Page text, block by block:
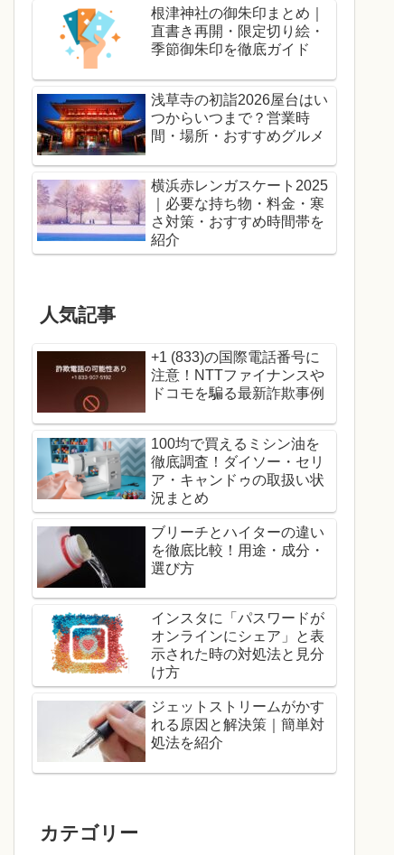
根津神社の御朱印まとめ｜
直書き再開・限定切り絵・
季節御朱印を徹底ガイド
浅草寺の初詣2026屋台はい
つからいつまで？営業時
間・場所・おすすめグルメ
横浜赤レンガスケート2025
｜必要な持ち物・料金・寒
さ対策・おすすめ時間帯を
紹介
人気記事
+1 (833)の国際電話番号に
注意！NTTファイナンスや
ドコモを騙る最新詐欺事例
100均で買えるミシン油を
徹底調査！ダイソー・セリ
ア・キャンドゥの取扱い状
況まとめ
ブリーチとハイターの違い
を徹底比較！用途・成分・
選び方
インスタに「パスワードが
オンラインにシェア」と表
示された時の対処法と見分
け方
ジェットストリームがかす
れる原因と解決策｜簡単対
処法を紹介
カテゴリー